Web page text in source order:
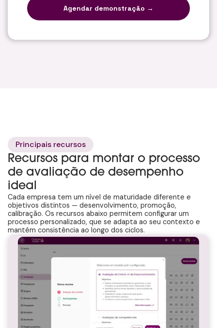
Principais recursos
Recursos para montar o processo
de avaliação de desempenho
ideal
Cada empresa tem um nível de maturidade diferente e
objetivos distintos — desenvolvimento, promoção,
calibração. Os recursos abaixo permitem configurar um
processo personalizado, que se adapta ao seu contexto e
mantém consistência ao longo dos ciclos.